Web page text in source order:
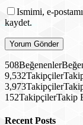
Ismimi, e-
kaydet.
508Beğenenler
9,532Takipçiler
3,973Takipçiler
152TakipçilerTakip
Recent Posts